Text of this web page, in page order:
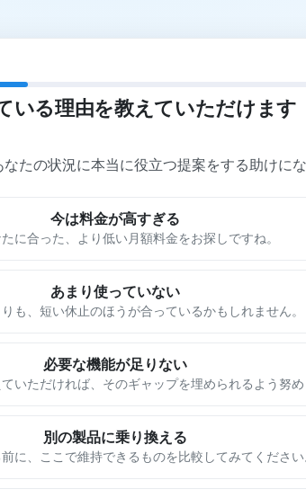
いる理由を教えていただけます
たの状況に本当に役立つ提案をする助けに
今は料金が高すぎる
に合った、より低い月額料金をお探しですね。
あまり使っていない
も、短い休止のほうが合っているかもしれません。
必要な機能が足りない
いただければ、そのギャップを埋められるよう努
別の製品に乗り換える
に、ここで維持できるものを比較してみてくださ